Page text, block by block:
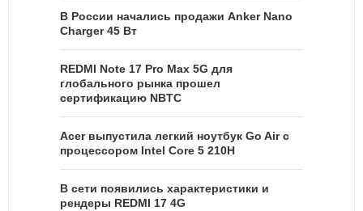
В России начались продажи Anker Nano
Charger 45 Вт
REDMI Note 17 Pro Max 5G для
глобального рынка прошел
сертификацию NBTC
Acer выпустила легкий ноутбук Go Air c
процессором Intel Core 5 210H
В сети появились характеристики и
рендеры REDMI 17 4G